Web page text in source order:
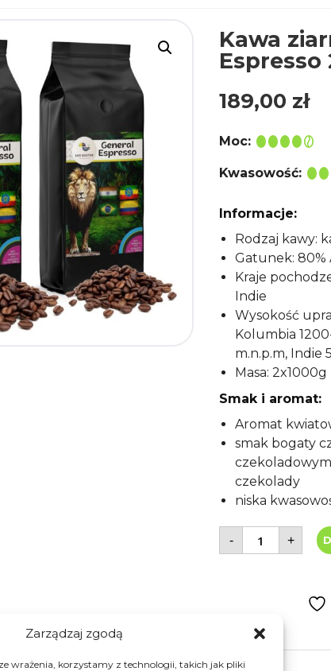
Zarządzaj zgodą
wrażenia, korzystamy z technologii, takich jak pliki
Kawa
Espresso
189,00 zł
Moc:
Kwasowość:
Informacje:
Rodzaj kawy:
Gatunek: 80%
Kraje
Indie
Wysokość
Kolumbia
m.n.p.m, Indie
Masa: 2x1000g
Smak i aromat:
Aromat
smak bogaty
czekolady
niska
-
ilość
Kawa
ziarnista
+